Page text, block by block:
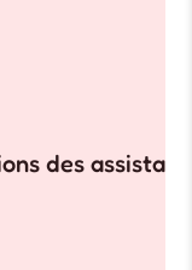
des